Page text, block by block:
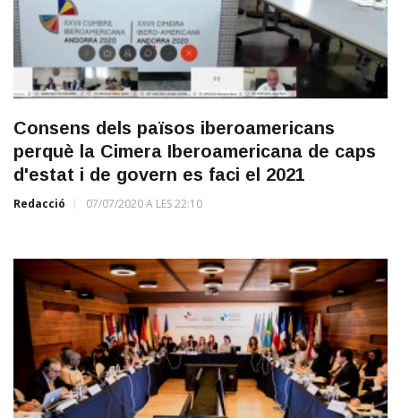
Consens dels països iberoamericans
perquè la Cimera Iberoamericana de caps
d'estat i de govern es faci el 2021
Redacció 07/07/2020 A LES 22:10